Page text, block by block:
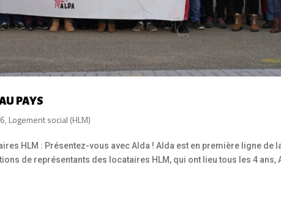
PAYS
, Logement social (HLM)
HLM : Présentez-vous avec Alda ! Alda est en première ligne de
de représentants des locataires HLM, qui ont lieu tous les 4 ans,